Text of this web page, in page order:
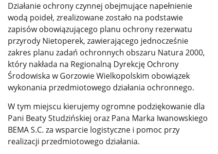
Działanie ochrony czynnej obejmujące napełnienie
wodą poideł, zrealizowane zostało na podstawie
zapisów obowiązującego planu ochrony rezerwatu
przyrody Nietoperek, zawierającego jednocześnie
zakres planu zadań ochronnych obszaru Natura 2000,
który nakłada na Regionalną Dyrekcję Ochrony
Środowiska w Gorzowie Wielkopolskim obowiązek
wykonania przedmiotowego działania ochronnego.
W tym miejscu kierujemy ogromne podziękowanie dla
Pani Beaty Studzińskiej oraz Pana Marka Iwanowskiego
BEMA S.C. za wsparcie logistyczne i pomoc przy
realizacji przedmiotowego działania.